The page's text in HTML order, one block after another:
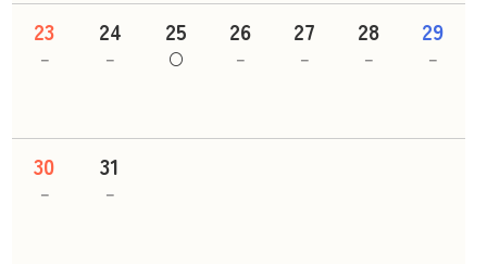
23
－
24
－
25
○
26
－
27
－
28
－
29
－
30
－
31
－